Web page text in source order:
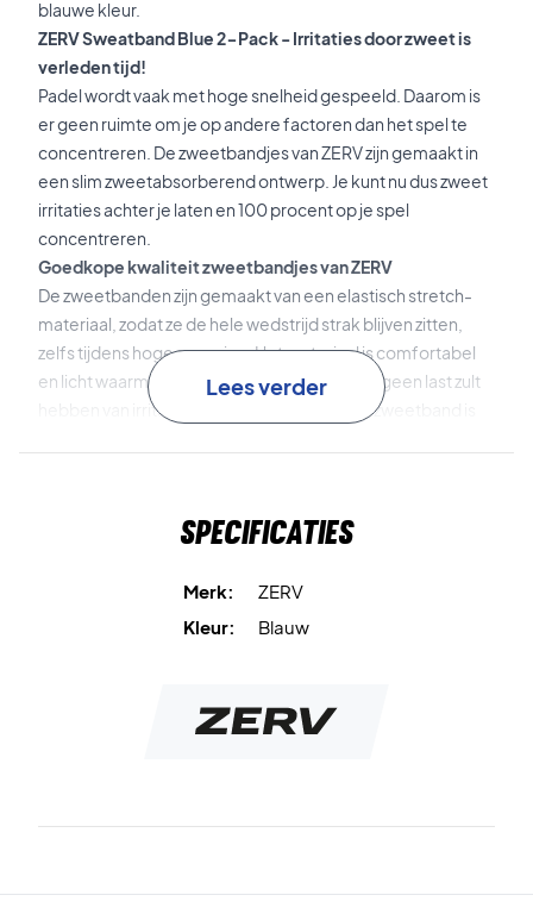
blauwe kleur.
ZERV Sweatband Blue 2-Pack - Irritaties door zweet is
verleden tijd!
Padel wordt vaak met hoge snelheid gespeeld. Daarom is
er geen ruimte om je op andere factoren dan het spel te
concentreren. De zweetbandjes van ZERV zijn gemaakt in
een slim zweetabsorberend ontwerp. Je kunt nu dus zweet
irritaties achter je laten en 100 procent op je spel
concentreren.
Goedkope kwaliteit zweetbandjes van ZERV
De zweetbanden zijn gemaakt van een elastisch stretch-
materiaal, zodat ze de hele wedstrijd strak blijven zitten,
zelfs tijdens hoge spanning. Het materiaal is comfortabel
en licht waarmee je in het heetst van de strijd geen last zult
hebben van irritatie door de zweetband. De zweetband is
Lees verder
Specificaties
Merk:
ZERV
Kleur:
Blauw